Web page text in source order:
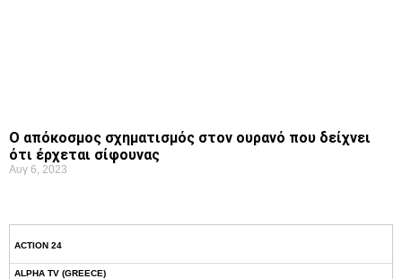
Ο απόκοσμος σχηματισμός στον ουρανό που δείχνει
ότι έρχεται σίφουνας
Αυγ 6, 2023
ACTION 24
ALPHA TV (GREECE)